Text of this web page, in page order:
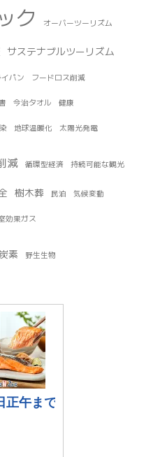
ク オーバーツーリズム
サステナブルツーリズム
パン フードロス削減
今治タオル 健康
地球温暖化 太陽光発電
減 循環型経済 持続可能な観光
樹木葬 民泊 気候変動
効果ガス
素 野生生物